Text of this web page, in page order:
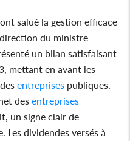
salué la gestion efficace
du ministre
un bilan satisfaisant
mettant en avant les
entreprises publiques.
des entreprises
un signe clair de
Les dividendes versés à